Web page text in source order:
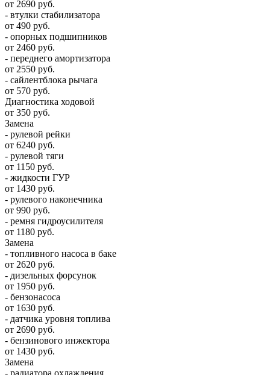
от 2690 руб.
- втулки стабилизатора
от 490 руб.
- опорных подшипников
от 2460 руб.
- переднего амортизатора
от 2550 руб.
- сайлентблока рычага
от 570 руб.
Диагностика ходовой
от 350 руб.
Замена
- рулевой рейки
от 6240 руб.
- рулевой тяги
от 1150 руб.
- жидкости ГУР
от 1430 руб.
- рулевого наконечника
от 990 руб.
- ремня гидроусилителя
от 1180 руб.
Замена
- топливного насоса в баке
от 2620 руб.
- дизельных форсунок
от 1950 руб.
- бензонасоса
от 1630 руб.
- датчика уровня топлива
от 2690 руб.
- бензинового инжектора
от 1430 руб.
Замена